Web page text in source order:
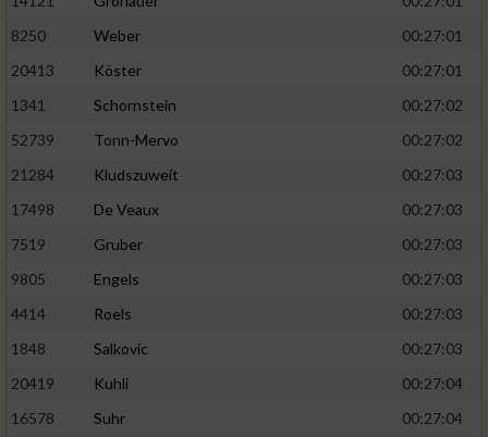
8250
Weber
00:27:01
20413
Köster
00:27:01
1341
Schornstein
00:27:02
52739
Tonn-Mervo
00:27:02
21284
Kludszuweit
00:27:03
17498
De Veaux
00:27:03
7519
Gruber
00:27:03
9805
Engels
00:27:03
4414
Roels
00:27:03
1848
Salkovic
00:27:03
20419
Kuhli
00:27:04
16578
Suhr
00:27:04